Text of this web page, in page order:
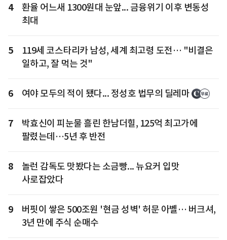
4
환율 어느새 1300원대 눈앞... 금융위기 이후 변동성
최대
5
119세 코스타리카 남성, 세계 최고령 도전… "비결은
일하고, 잘 먹는 것"
6 여야 모두의 적이 됐다... 정성호 법무의 딜레마
7
박효신이 피눈물 흘린 한남더힐, 125억 최고가에
팔렸는데…5년 후 반전
8
놀런 감독도 맛봤다는 소금빵... 뉴요커 입맛
사로잡았다
9
버핏이 쌓은 500조원 '현금 성벽' 허문 아벨… 버크셔,
3년 만에 주식 순매수